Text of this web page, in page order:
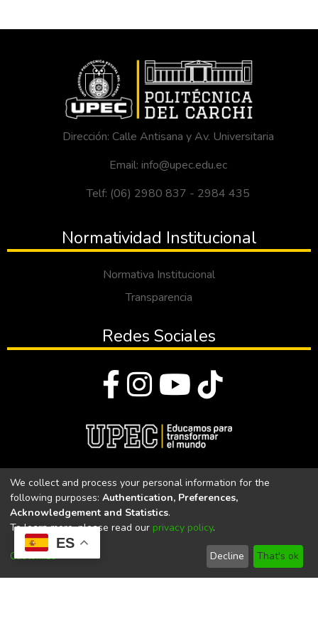
ES
Dirección: Calle Antisana y Av. Universitaria
Email: info@upec.edu.ec
Telf: (06) 2980 837 - 2984 435
Normatividad Institucional
Normativa Institucional
Transparencia
Redes Sociales
Universidad Politécnica Estatal del Carchi
Universidad Politécnica Estatal del Carchi | Acreditada por el
CACES Resolución N°. 160-SE-33-CACES-2020
We collect and process your personal information for the
following purposes: Authentication, Preferences,
Acknowledgement and Statistics.
To learn more, please read our privacy policy.
Customize Decline That's ok